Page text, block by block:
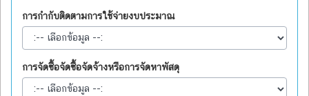
การกำกับติดตามการใช้จ่ายงบประมาณ
การจัดซื้อจัดซื้อจัดจ้างหรือการจัดหาพัสดุ